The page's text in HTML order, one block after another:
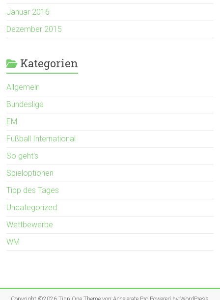
Januar 2016
Dezember 2015
Kategorien
Allgemein
Bundesliga
EM
Fußball International
So geht's
Spieloptionen
Tipp des Tages
Uncategorized
Wettbewerbe
WM